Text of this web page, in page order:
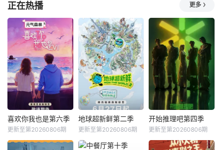
正在热播 更多
喜欢你我也是第六季
更新至第20260806期
地球超新鲜第二季
更新至第20260806期
开始推理吧第四季
更新至第20260806期